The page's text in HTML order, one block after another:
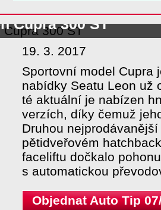
Cupra 300 ST
19. 3. 2017
Sportovní model Cupra
nabídky Seatu Leon už
té aktuální je nabízen
verzích, díky čemuž
Druhou
pětidveřovém
faceliftu dočkalo
s automatickou
Objednat Auto Tip